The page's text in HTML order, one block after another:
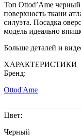
Топ Ottod’Ame черный
поверхность ткани
силуэта. Посадка
модель идеально
Больше деталей и
ХАРАКТЕРИСТИКИ
Бренд:
Ottod'Ame
Цвет:
Черный